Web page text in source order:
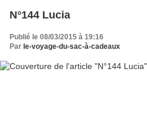
N°144 Lucia
Publié le 08/03/2015 à 19:16
Par le-voyage-du-sac-à-cadeaux